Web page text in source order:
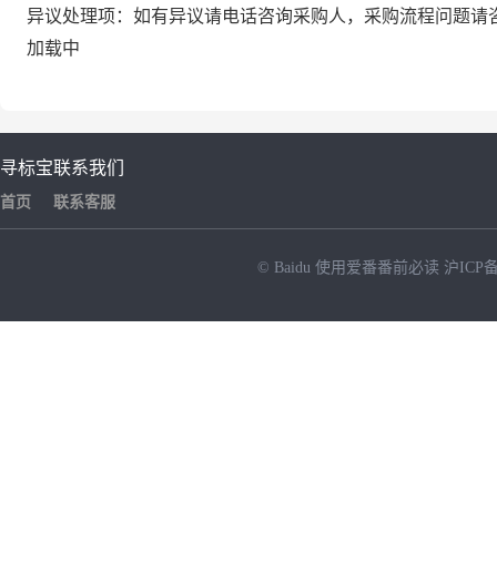
异议处理项： 如有异议请电话咨询采购人，采购流程问题请
加载中
寻标宝
首页
联系我们
联系客服
© Baidu 使用爱番番前必读 沪ICP